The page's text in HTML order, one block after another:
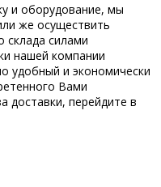
и оборудование, мы
же осуществить
склада силами
нашей компании
удобный и экономически
Вами
доставки, перейдите в